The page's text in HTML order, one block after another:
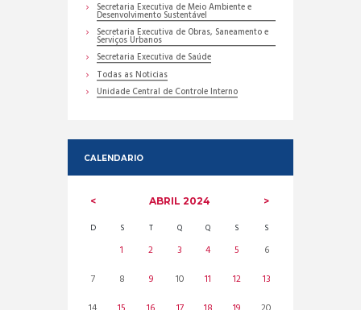
Secretaria Executiva de Meio Ambiente e
Desenvolvimento Sustentável
Secretaria Executiva de Obras, Saneamento e
Serviços Urbanos
Secretaria Executiva de Saúde
Todas as Noticias
Unidade Central de Controle Interno
CALENDARIO
ABRIL 2024
D S T Q Q S S
1 2 3 4 5
6
7
8 9 10 11 12
13